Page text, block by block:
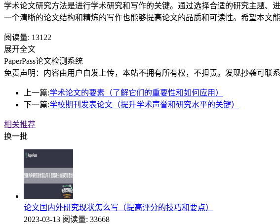
学术论文研究方法是进行学术研究和写作的关键。通过选择合适的研究主题、
一个清晰的论文结构和精炼的写作也能够提高论文的品质和可读性。希望本文
阅读量: 13122
展开全文
PaperPass论文检测系统
免责声明：内容由用户自发上传，本站不拥有所有权，不担责。发现抄袭可联
上一篇:学术论文的要素（了解它们的重要性和如何应用）
下一篇:学校期刊发表论文（提升学术声誉和研究水平的关键）
相关推荐
换一批
论文国内外研究现状怎么写（提高评分的技巧和要点）
2023-03-13 阅读量: 33668